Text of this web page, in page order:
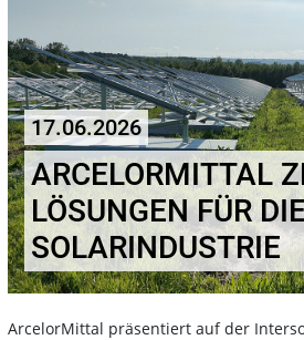
17.06.2026
ARCELORMITTAL
LÖSUNGEN FÜR
SOLARINDUSTRIE
ArcelorMittal präsentiert auf der